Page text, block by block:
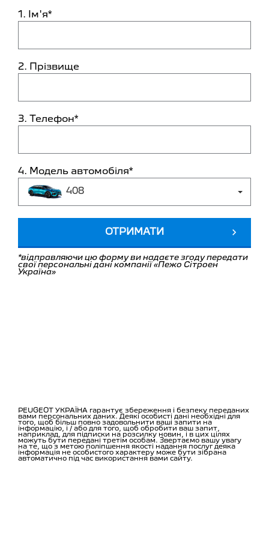
1. Ім'я*
2. Прізвище
3. Телефон*
4. Модель автомобіля*
408
ОТРИМАТИ
*відправляючи цю форму ви надаєте згоду передати
свої персональні дані компанії «Пежо Сітроен
Україна»
PEUGEOT УКРАЇНА гарантує збереження і безпеку переданих
вами персональних даних. Деякі особисті дані необхідні для
того, щоб більш повно задовольнити ваші запити на
інформацію, і / або для того, щоб обробити ваш запит,
наприклад, для підписки на розсилку новин, і в цих цілях
можуть бути передані третім особам. Звертаємо вашу увагу
на те, що з метою поліпшення якості надання послуг деяка
інформація не особистого характеру може бути зібрана
автоматично під час використання вами сайту.